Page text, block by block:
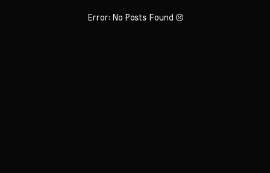
Error: No Posts Found